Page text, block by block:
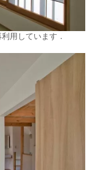
用しています．